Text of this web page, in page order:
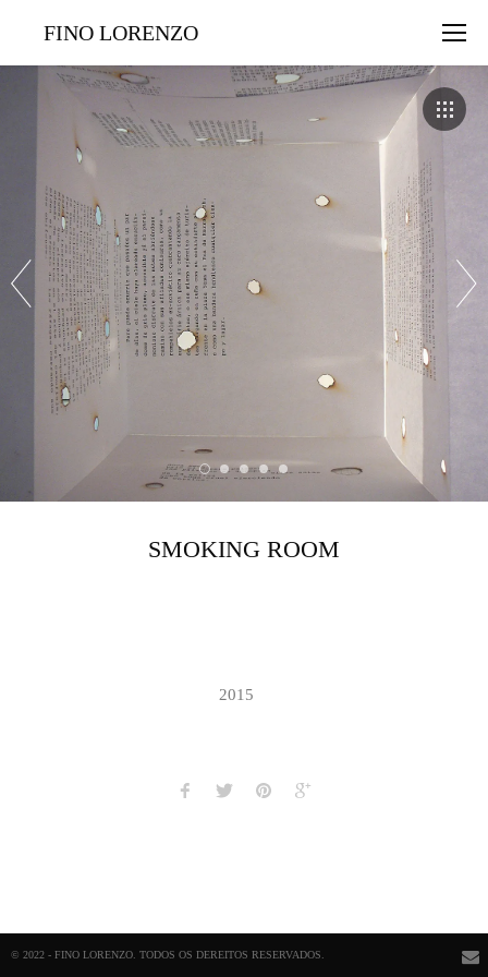
FINO LORENZO
SMOKING ROOM
2015
© 2022 - FINO LORENZO. TODOS OS DEREITOS RESERVADOS.